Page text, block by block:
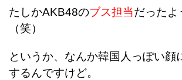
たしかAKB48のブス担当だったよ
（笑）
というか、なんか韓国人っぽい顔
するんですけど。